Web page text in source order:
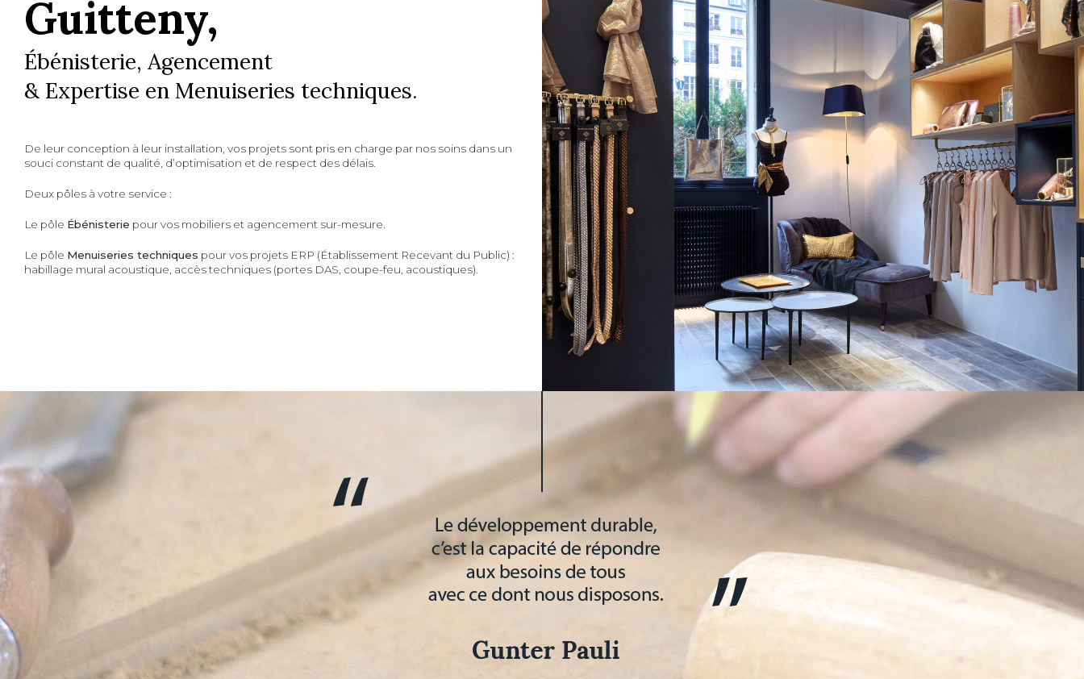
Guitteny,
Ébénisterie, Agencement
& Expertise en Menuiseries techniques.
De leur conception à leur installation, vos projets sont pris en charge par nos soins dans un
souci constant de qualité, d’optimisation et de respect des délais.
Deux pôles à votre service :
Le pôle Ébénisterie pour vos mobiliers et agencement sur-mesure.
Le pôle Menuiseries techniques pour vos projets ERP (Établissement Recevant du Public) :
habillage mural acoustique, accès techniques (portes DAS, coupe-feu, acoustiques).